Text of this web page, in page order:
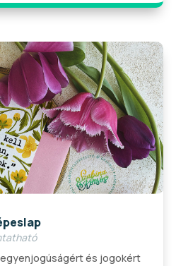
egyenjogúságért és jogokért